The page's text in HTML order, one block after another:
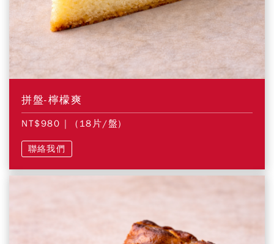
拼盤-檸檬爽
NT$980 | (18片/盤)
聯絡我們